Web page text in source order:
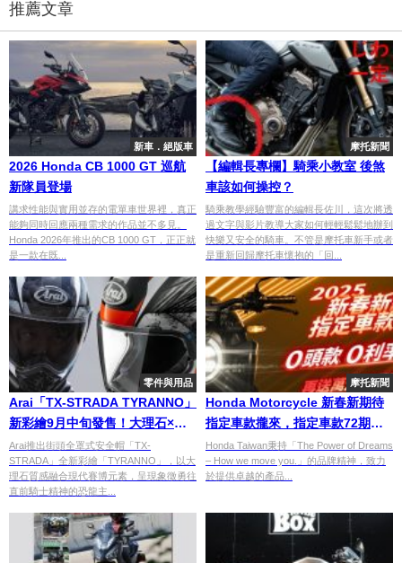
推薦文章
新車．絕版車
2026 Honda CB 1000 GT 巡航
新隊員登場
講求性能與實用並存的電單車世界裡，真正
能夠同時回應兩種需求的作品並不多見。
Honda 2026年推出的CB 1000 GT，正正就
是一款在既...
摩托新聞
【編輯長專欄】騎乘小教室 後煞
車該如何操控？
騎乘教學經驗豐富的編輯長佐川，這次將透
過文字與影片教導大家如何輕輕鬆鬆地辦到
快樂又安全的騎車。不管是摩托車新手或者
是重新回歸摩托車懷抱的「回...
零件與用品
Arai「TX-STRADA TYRANNO」
新彩繪9月中旬發售！大理石×賽
博恐龍主題×藍色/三色兩款，長途
旅行全罩安全帽
Arai推出街頭全罩式安全帽「TX-
STRADA」全新彩繪「TYRANNO」，以大
理石質感融合現代賽博元素，呈現象徵勇往
直前騎士精神的恐龍主...
摩托新聞
Honda Motorcycle 新春新期待
指定車款攏來，指定車款72期零
頭款、零利率、再送萬元配件好
禮
Honda Taiwan秉持「The Power of Dreams
– How we move you.」的品牌精神，致力
於提供卓越的產品...